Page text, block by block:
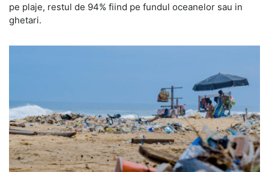
pe plaje, restul de 94% fiind pe fundul oceanelor sau in
ghetari.